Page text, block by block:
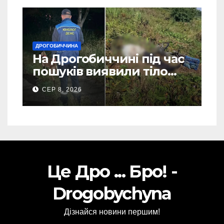
ДРОГОБИЧЧИНА
На Дрогобиччині під час
пошуків виявили тіло
зниклого чоловіка (Фото)
СЕР 8, 2026
Це Дро ... Бро! -
Drogobychyna
Дізнайся новини першим!